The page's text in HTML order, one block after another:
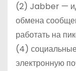
(2) Jabber —
обмена
работать на
(4)
электронную